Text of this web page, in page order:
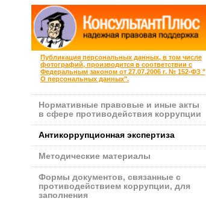
Публикация персональных данных, в том числе
фотографий, производится в соответствии с
Федеральным законом от 27.07.2006 г. № 152-ФЗ "
О персональных данных".
Нормативные правовые и иные акты
в сфере противодействия коррупции
Антикоррупционная экспертиза
Методические материалы
Формы документов, связанные с
противодействием коррупции, для
заполнения